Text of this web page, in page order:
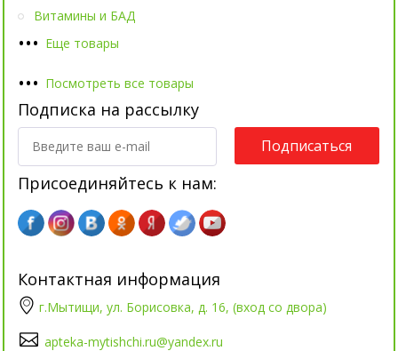
••• Еще товары
Витамины и БАД
••• Посмотреть все товары
Подписка на рассылку
Подписаться
Присоединяйтесь к нам:
Контактная информация
г.Мытищи, ул. Борисовка, д. 16, (вход со двора)
apteka-mytishchi.ru@yandex.ru